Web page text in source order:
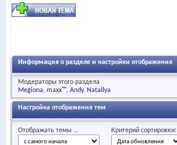
Информация о разделе и настройки отображения
Модераторы этого раздела
Megiona maxx™ Andy Natallya
Настройка отображения тем
Отображать темы ... Критерий сортировки: